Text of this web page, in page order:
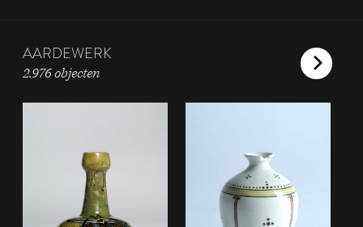
AARDEWERK
2.976 objecten